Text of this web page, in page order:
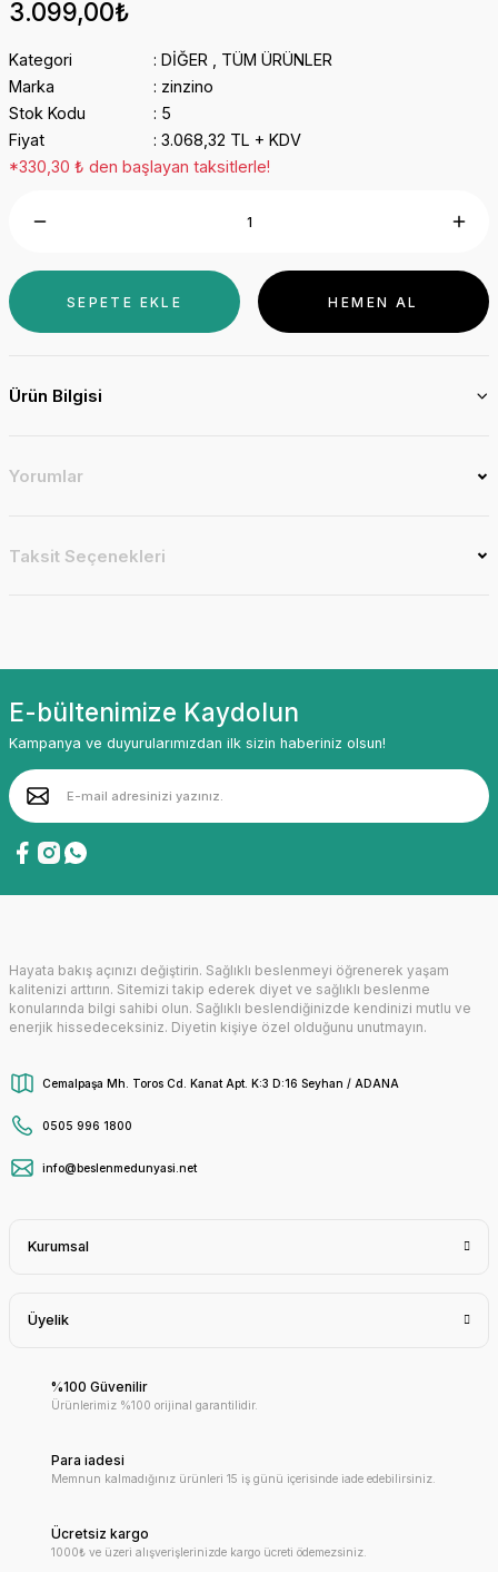
3.099,00₺
Kategori DİĞER
TÜM ÜRÜNLER
Marka
zinzino
Stok Kodu
5
Fiyat
3.068,32 TL + KDV
*330,30 ₺ den başlayan taksitlerle!
SEPETE EKLE HEMEN AL
Ürün Bilgisi
Yorumlar
Taksit Seçenekleri
E-bültenimize Kaydolun
Kampanya ve duyurularımızdan ilk sizin haberiniz olsun!
Hayata bakış açınızı değiştirin. Sağlıklı beslenmeyi öğrenerek yaşam
kalitenizi arttırın. Sitemizi takip ederek diyet ve sağlıklı beslenme
konularında bilgi sahibi olun. Sağlıklı beslendiğinizde kendinizi mutlu ve
enerjik hissedeceksiniz. Diyetin kişiye özel olduğunu unutmayın.
Cemalpaşa Mh. Toros Cd. Kanat Apt. K:3 D:16 Seyhan / ADANA
0505 996 1800
info@beslenmedunyasi.net
Kurumsal
Üyelik
%100 Güvenilir
Ürünlerimiz %100 orijinal garantilidir.
Para iadesi
Memnun kalmadığınız ürünleri 15 iş günü içerisinde iade edebilirsiniz.
Ücretsiz kargo
1000₺ ve üzeri alışverişlerinizde kargo ücreti ödemezsiniz.